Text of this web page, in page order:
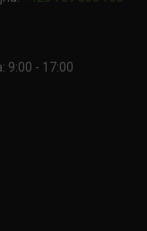
9:00 - 17:00